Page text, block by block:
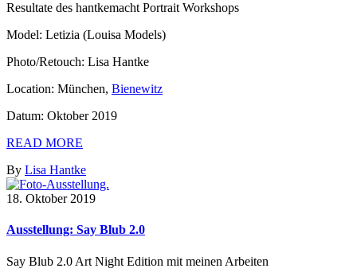
Resultate des hantkemacht Portrait Workshops
Model: Letizia (Louisa Models)
Photo/Retouch: Lisa Hantke
Location: München, Bienewitz
Datum: Oktober 2019
READ MORE
By Lisa Hantke
18. Oktober 2019
Ausstellung: Say Blub 2.0
Say Blub 2.0 Art Night Edition mit meinen Arbeiten